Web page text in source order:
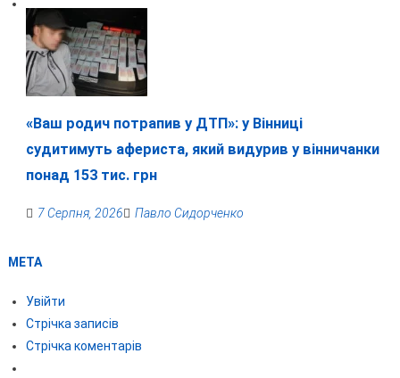
«Ваш родич потрапив у ДТП»: у Вінниці
судитимуть афериста, який видурив у вінничанки
понад 153 тис. грн
7 Серпня, 2026 Павло Сидорченко
МЕТА
Увійти
Стрічка записів
Стрічка коментарів